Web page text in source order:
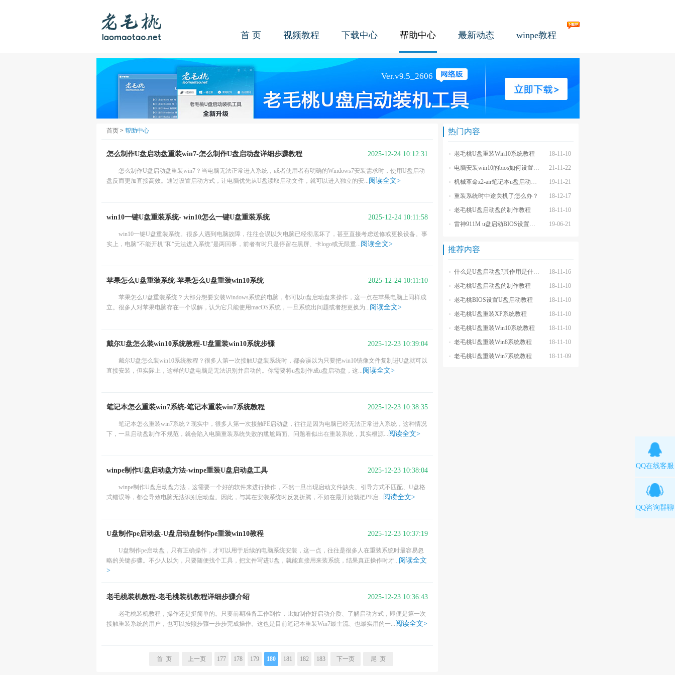
首 页 视频教程 下载中心 帮助中心 最新动态 winpe教程
首页 > 帮助中心
2025-12-24 10:12:31
怎么制作U盘启动盘重装win7-怎么制作U盘启动盘详细步骤教程
怎么制作U盘启动盘重装win7？当电脑无法正常进入系统，或者使用者有明确的Windows7安装需求时，使用U盘启动
盘反而更加直接高效。通过设置启动方式，让电脑优先从U盘读取启动文件，就可以进入独立的安...阅读全文>
2025-12-24 10:11:58
win10一键U盘重装系统- win10怎么一键U盘重装系统
win10一键U盘重装系统。很多人遇到电脑故障，往往会误以为电脑已经彻底坏了，甚至直接考虑送修或更换设备。事
实上，电脑“不能开机”和“无法进入系统”是两回事，前者有时只是停留在黑屏、卡logo或无限重...阅读全文>
2025-12-24 10:11:10
苹果怎么U盘重装系统-苹果怎么U盘重装win10系统
苹果怎么U盘重装系统？大部分想要安装Windows系统的电脑，都可以u盘启动盘来操作，这一点在苹果电脑上同样成
立。很多人对苹果电脑存在一个误解，认为它只能使用macOS系统，一旦系统出问题或者想更换为...阅读全文>
2025-12-23 10:39:04
戴尔U盘怎么装win10系统教程-U盘重装win10系统步骤
戴尔U盘怎么装win10系统教程？很多人第一次接触U盘装系统时，都会误以为只要把win10镜像文件复制进U盘就可以
直接安装，但实际上，这样的U盘电脑是无法识别并启动的。你需要将u盘制作成u盘启动盘，这...阅读全文>
2025-12-23 10:38:35
笔记本怎么重装win7系统-笔记本重装win7系统教程
笔记本怎么重装win7系统？现实中，很多人第一次接触PE启动盘，往往是因为电脑已经无法正常进入系统，这种情况
下，一旦启动盘制作不规范，就会陷入电脑重装系统失败的尴尬局面。问题看似出在重装系统，其实根源...阅读全文>
2025-12-23 10:38:04
winpe制作U盘启动盘方法-winpe重装U盘启动盘工具
winpe制作U盘启动盘方法，这需要一个好的软件来进行操作，不然一旦出现启动文件缺失、引导方式不匹配、U盘格
式错误等，都会导致电脑无法识别启动盘。因此，与其在安装系统时反复折腾，不如在最开始就把PE启...阅读全文>
2025-12-23 10:37:19
U盘制作pe启动盘-U盘启动盘制作pe重装win10教程
U盘制作pe启动盘，只有正确操作，才可以用于后续的电脑系统安装，这一点，往往是很多人在重装系统时最容易忽
略的关键步骤。不少人以为，只要随便找个工具，把文件写进U盘，就能直接用来装系统，结果真正操作时才...阅读全文
>
2025-12-23 10:36:43
老毛桃装机教程-老毛桃装机教程详细步骤介绍
老毛桃装机教程，操作还是挺简单的。只要前期准备工作到位，比如制作好启动介质、了解启动方式，即便是第一次
接触重装系统的用户，也可以按照步骤一步步完成操作。这也是目前笔记本重装Win7最主流、也最实用的一...阅读全文>
首 页 上一页 177 178 179 180 181 182 183 下一页 尾 页
热门内容
18-11-10
老毛桃U盘重装Win10系统教程
21-11-22
电脑安装win10的bios如何设置u盘图文教程
19-11-21
机械革命z2-air笔记本u盘启动BIOS设置教程
18-12-17
重装系统时中途关机了怎么办？
18-11-10
老毛桃U盘启动盘的制作教程
19-06-21
雷神911M u盘启动BIOS设置教程
推荐内容
18-11-16
什么是U盘启动盘?其作用是什么?
18-11-10
老毛桃U盘启动盘的制作教程
18-11-10
老毛桃BIOS设置U盘启动教程
18-11-10
老毛桃U盘重装XP系统教程
18-11-10
老毛桃U盘重装Win10系统教程
18-11-10
老毛桃U盘重装Win8系统教程
18-11-09
老毛桃U盘重装Win7系统教程
QQ在线客服
QQ咨询群聊